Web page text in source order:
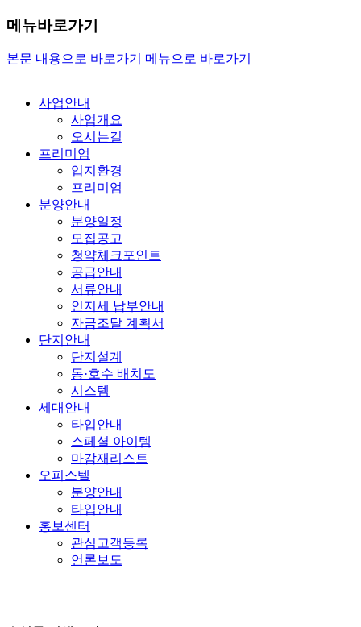
메뉴바로가기
본문 내용으로 바로가기 메뉴으로 바로가기
사업안내
사업개요
오시는길
프리미엄
입지환경
프리미엄
분양안내
분양일정
모집공고
청약체크포인트
공급안내
서류안내
인지세 납부안내
자금조달 계획서
단지안내
단지설계
동·호수 배치도
시스템
세대안내
타입안내
스페셜 아이템
마감재리스트
오피스텔
분양안내
타입안내
홍보센터
관심고객등록
언론보도